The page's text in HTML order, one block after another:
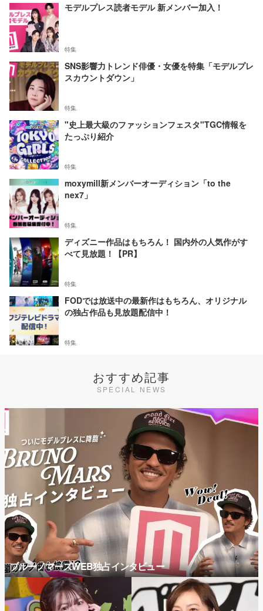
モデルプレス読者モデル 新メンバー加入！
特集
SNS影響力トレンド俳優・女優を特集「モデルプレ
スカウントダウン」
特集
"史上最大級のファッションフェスタ"TGC情報を
たっぷり紹介
特集
moxymill新メンバーオーディション「to the
nex7」
特集
ディズニー作品はもちろん！ 国内外の人気作がす
べて見放題！【PR】
特集
FODでは放送中の最新作はもちろん、オリジナル
の独占作品も見放題配信中！
特集
おすすめ記事
SPECIAL NEWS
ブルーノマーズWEB独占インタビュー